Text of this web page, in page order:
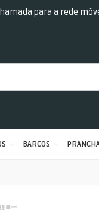
para a rede
BARCOS